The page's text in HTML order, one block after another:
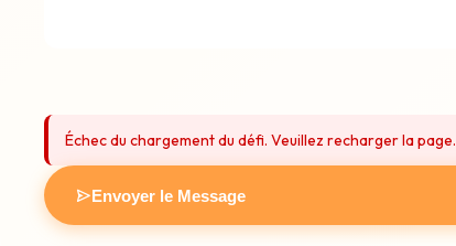
Échec du chargement du défi. Veuillez recharger la page.
Envoyer le Message